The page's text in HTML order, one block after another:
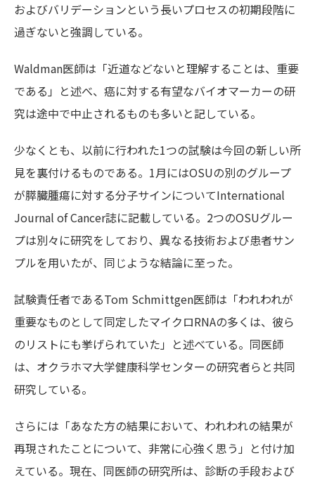
およびバリデーションという長いプロセスの初期段階に
過ぎないと強調している。
Waldman医師は「近道などないと理解することは、重要
である」と述べ、癌に対する有望なバイオマーカーの研
究は途中で中止されるものも多いと記している。
少なくとも、以前に行われた1つの試験は今回の新しい所
見を裏付けるものである。1月にはOSUの別のグループ
が膵臓腫瘍に対する分子サインについてInternational
Journal of Cancer誌に記載している。2つのOSUグルー
プは別々に研究をしており、異なる技術および患者サン
プルを用いたが、同じような結論に至った。
試験責任者であるTom Schmittgen医師は「われわれが
重要なものとして同定したマイクロRNAの多くは、彼ら
のリストにも挙げられていた」と述べている。同医師
は、オクラホマ大学健康科学センターの研究者らと共同
研究している。
さらには「あなた方の結果において、われわれの結果が
再現されたことについて、非常に心強く思う」と付け加
えている。現在、同医師の研究所は、診断の手段および